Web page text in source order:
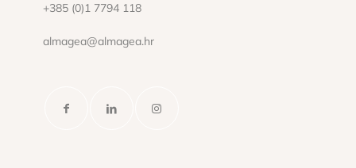
+385 (0)1 7794 118
almagea@almagea.hr